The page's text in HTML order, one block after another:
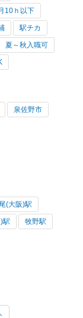
10ｈ以下
駅チカ
夏～秋入職可
泉佐野市
(大阪)駅
駅 牧野駅